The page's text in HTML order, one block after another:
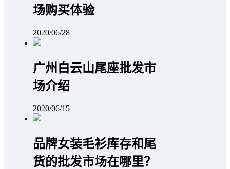
场购买体验
2020/06/28
广州白云山尾座批发市
场介绍
2020/06/15
品牌女装毛衫库存和尾
货的批发市场在哪里？